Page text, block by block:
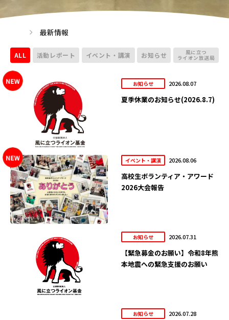
最新情報
ALL 活動レポート イベント・講演 お知らせ 風に立つ
ライオン放送局
お知らせ 2026.08.07
夏季休業のお知らせ(2026.8.7)
イベント・講演 2026.08.06
高校生ボランティア・アワード
2026大会報告
お知らせ 2026.07.31
【緊急募金のお願い】令和8年熊
本地震への緊急支援のお願い
お知らせ 2026.07.28